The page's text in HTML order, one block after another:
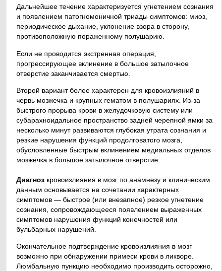
Дальнейшее течение характеризуется угнетением сознания
и появлением патогномоничной триады симптомов: миоз,
периодическое дыхание, уклонение взора в сторону,
противоположную пораженному полушарию.
Если не проводится экстренная операция,
прогрессирующее вклинение в большое затылочное
отверстие заканчивается смертью.
Второй вариант более характерен для кровоизлияний в
червь мозжечка и крупных гематом в полушариях. Из-за
быстрого прорыва крови в желудочковую систему или
субарахноидальное пространство задней черепной ямки за
несколько минут развиваются глубокая утрата сознания и
резкие нарушения функций продолговатого мозга,
обусловленные быстрым вклинением медиальных отделов
мозжечка в большое затылочное отверстие.
Диагноз кровоизлияния в мозг по анамнезу и клиническим
данным основывается на сочетании характерных
симптомов — быстрое (или внезапное) резкое угнетение
сознания, сопровождающееся появлением выраженных
симптомов нарушения функций конечностей или
бульбарных нарушений.
Окончательное подтверждение кровоизлияния в мозг
возможно при обнаружении примеси крови в ликворе.
Люмбальную пункцию необходимо производить осторожно,